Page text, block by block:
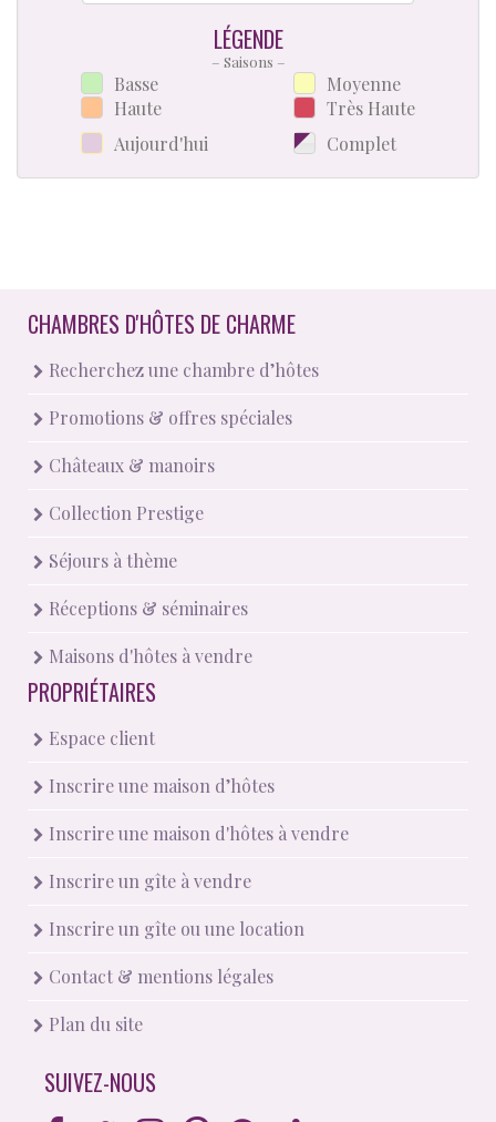
LÉGENDE
– Saisons –
Basse
Haute
Aujourd'hui
Moyenne
Très Haute
Complet
CHAMBRES D'HÔTES DE CHARME
Recherchez une chambre d’hôtes
Promotions & offres spéciales
Châteaux & manoirs
Collection Prestige
Séjours à thème
Réceptions & séminaires
Maisons d'hôtes à vendre
PROPRIÉTAIRES
Espace client
Inscrire une maison d’hôtes
Inscrire une maison d'hôtes à vendre
Inscrire un gîte à vendre
Inscrire un gîte ou une location
Contact & mentions légales
Plan du site
SUIVEZ-NOUS